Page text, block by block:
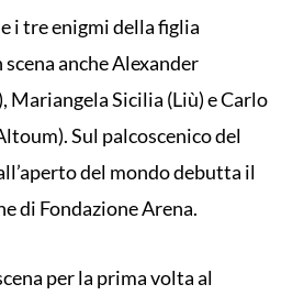
i tre enigmi della figlia
anche Alexander
Mariangela Sicilia (Liù) e Carlo
Sul palcoscenico del
del mondo debutta il
di Fondazione Arena.
per la prima volta al